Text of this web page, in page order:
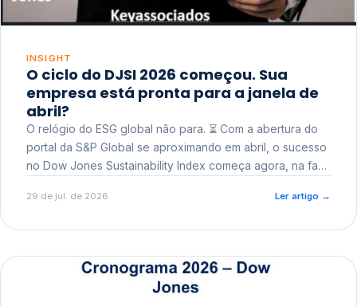
INSIGHT
O ciclo do DJSI 2026 começou. Sua
empresa está pronta para a janela de
abril?
O relógio do ESG global não para. ⏳ Com a abertura do
portal da S&P Global se aproximando em abril, o sucesso
no Dow Jones Sustainability Index começa agora, na fase
29 de jul. de 2026 Ler artigo →